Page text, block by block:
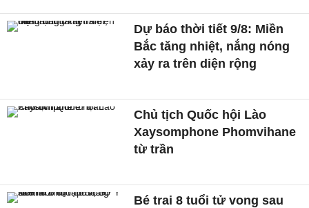
Dự báo thời tiết 9/8: Miền
Bắc tăng nhiệt, nắng nóng
xảy ra trên diện rộng
Chủ tịch Quốc hội Lào
Xaysomphone Phomvihane
từ trần
Bé trai 8 tuổi tử vong sau